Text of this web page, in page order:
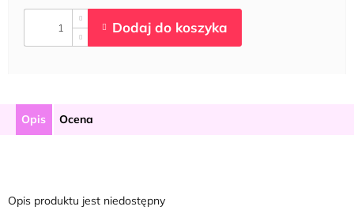
Opis Ocena
Opis produktu jest niedostępny